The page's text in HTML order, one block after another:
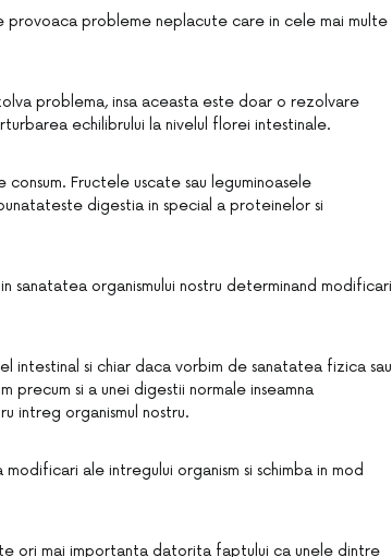
probleme neplacute care in cele mai multe
problema, insa aceasta este doar o rezolvare
echilibrului la nivelul florei intestinale.
Fructele uscate sau leguminoasele
digestia in special a proteinelor si
sanatatea organismului nostru determinand modificari
intestinal si chiar daca vorbim de sanatatea fizica sau
precum si a unei digestii normale inseamna
intreg organismul nostru.
ale intregului organism si schimba in mod
ori mai importanta datorita faptului ca unele dintre